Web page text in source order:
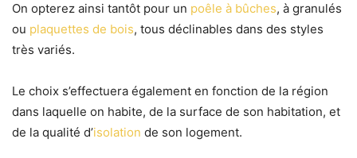
On opterez ainsi tantôt pour un poêle à bûches, à granulés
ou plaquettes de bois, tous déclinables dans des styles
très variés.
Le choix s’effectuera également en fonction de la région
dans laquelle on habite, de la surface de son habitation, et
de la qualité d’isolation de son logement.